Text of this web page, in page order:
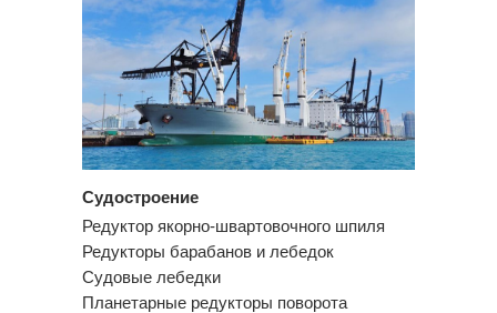
Редуктор якорно-швартовочного шпиля
Редукторы барабанов и лебедок
Судовые лебедки
Планетарные редукторы поворота
Судостроение